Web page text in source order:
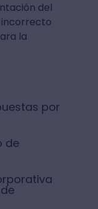
del
incorrecto
la
por
de